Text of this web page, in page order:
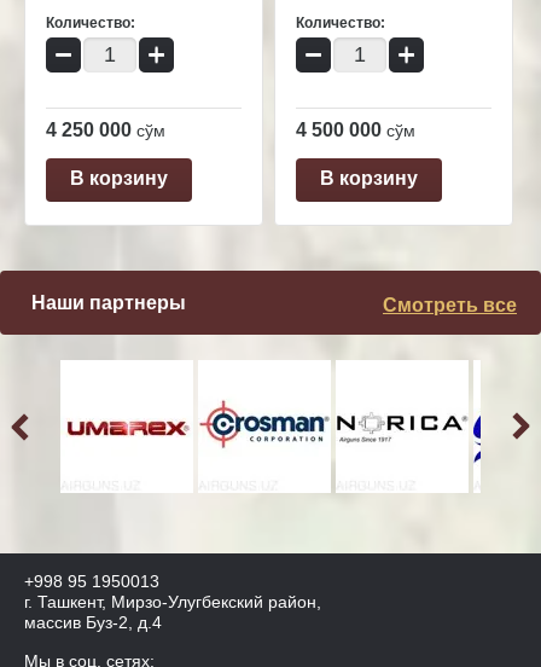
Количество:
− +
4 250 000 сўм
В корзину
Количество:
− +
4 500 000 сўм
В корзину
Наши партнеры Смотреть все
+998 95 1950013
г. Ташкент, Мирзо-Улугбекский район,
массив Буз-2, д.4
Мы в соц. сетях: